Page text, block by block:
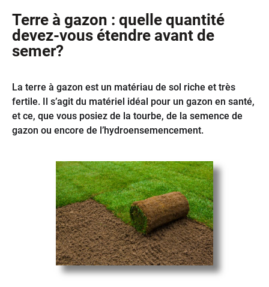
Terre à gazon : quelle quantité
devez-vous étendre avant de
semer?
La terre à gazon est un matériau de sol riche et très
fertile. Il s’agit du matériel idéal pour un gazon en santé,
et ce, que vous posiez de la tourbe, de la semence de
gazon ou encore de l’hydroensemencement.